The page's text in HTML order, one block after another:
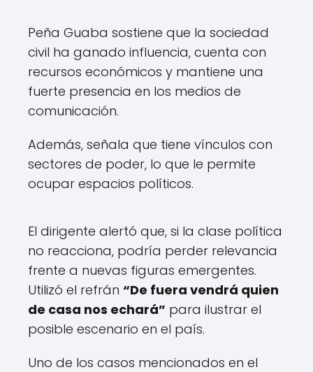
Peña Guaba sostiene que la sociedad
civil ha ganado influencia, cuenta con
recursos económicos y mantiene una
fuerte presencia en los medios de
comunicación.
Además, señala que tiene vínculos con
sectores de poder, lo que le permite
ocupar espacios políticos.
El dirigente alertó que, si la clase política
no reacciona, podría perder relevancia
frente a nuevas figuras emergentes.
Utilizó el refrán “De fuera vendrá quien
de casa nos echará” para ilustrar el
posible escenario en el país.
Uno de los casos mencionados en el